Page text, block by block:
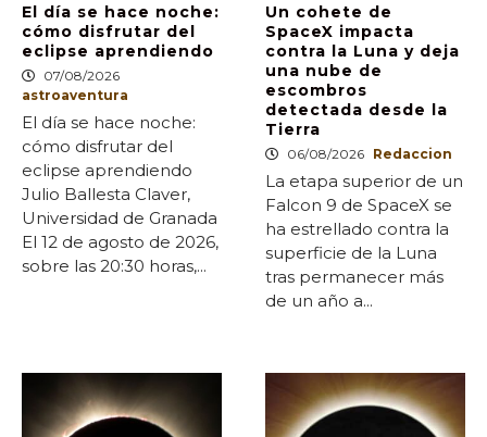
El día se hace noche:
cómo disfrutar del
eclipse aprendiendo
07/08/2026
astroaventura
El día se hace noche:
cómo disfrutar del
eclipse aprendiendo
Julio Ballesta Claver,
Universidad de Granada
El 12 de agosto de 2026,
sobre las 20:30 horas,...
Un cohete de
SpaceX impacta
contra la Luna y deja
una nube de
escombros
detectada desde la
Tierra
06/08/2026 Redaccion
La etapa superior de un
Falcon 9 de SpaceX se
ha estrellado contra la
superficie de la Luna
tras permanecer más
de un año a...